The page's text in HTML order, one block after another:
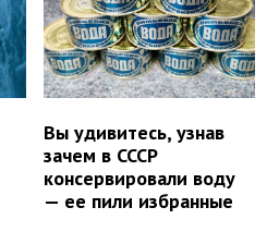
Вы удивитесь, узнав
зачем в СССР
консервировали воду
— ее пили избранные